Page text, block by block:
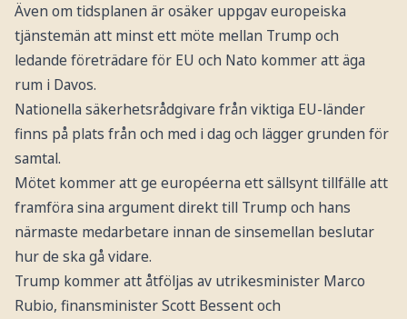
Även om tidsplanen är osäker uppgav europeiska
tjänstemän att minst ett möte mellan Trump och
ledande företrädare för EU och Nato kommer att äga
rum i Davos.
Nationella säkerhetsrådgivare från viktiga EU-länder
finns på plats från och med i dag och lägger grunden för
samtal.
Mötet kommer att ge européerna ett sällsynt tillfälle att
framföra sina argument direkt till Trump och hans
närmaste medarbetare innan de sinsemellan beslutar
hur de ska gå vidare.
Trump kommer att åtföljas av utrikesminister Marco
Rubio, finansminister Scott Bessent och